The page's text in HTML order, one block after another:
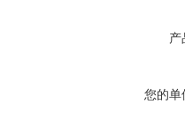
产
您的单